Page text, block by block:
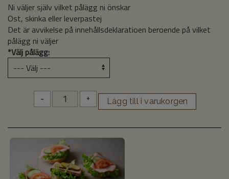
Ni väljer själv vilket pålägg ni önskar
Ost, skinka eller leverpastej
Det är avvikelse på innehållsdeklaratioen beroende på vilket
pålägg ni väljer
*Välj pålägg:
- +